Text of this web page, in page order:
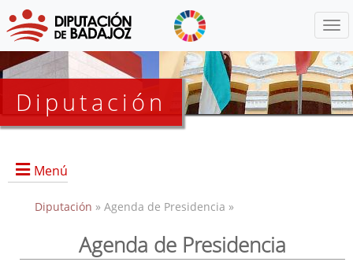
Diputación
Menú
Presidencia
Diputación » Agenda de Presidencia »
Agenda de Presidencia